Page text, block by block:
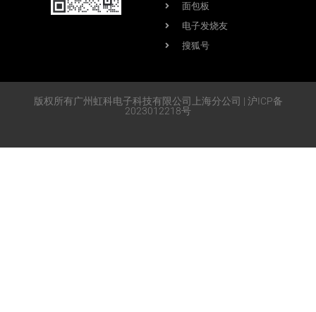
面包板
电子发烧友
搜狐号
版权所有广州虹科电子科技有限公司上海分公司 | 沪ICP备
2023012218号